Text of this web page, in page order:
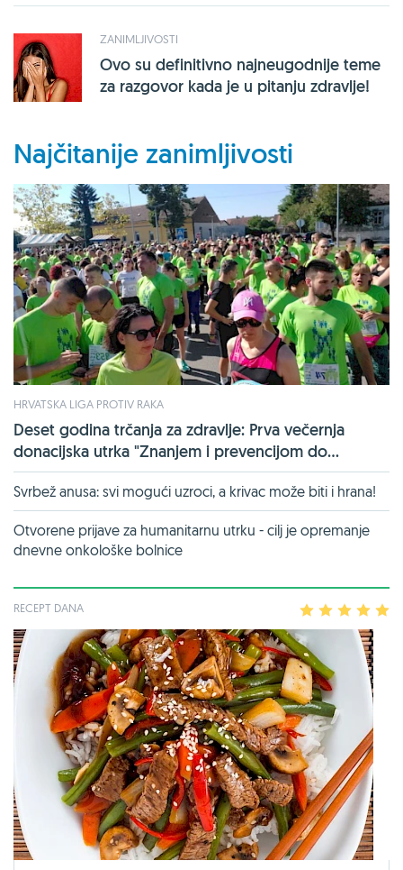
ZANIMLJIVOSTI
Ovo su definitivno najneugodnije teme
za razgovor kada je u pitanju zdravlje!
Najčitanije zanimljivosti
HRVATSKA LIGA PROTIV RAKA
Deset godina trčanja za zdravlje: Prva večernja
donacijska utrka "Znanjem i prevencijom do...
Svrbež anusa: svi mogući uzroci, a krivac može biti i hrana!
Otvorene prijave za humanitarnu utrku - cilj je opremanje
dnevne onkološke bolnice
RECEPT DANA 2 3 4